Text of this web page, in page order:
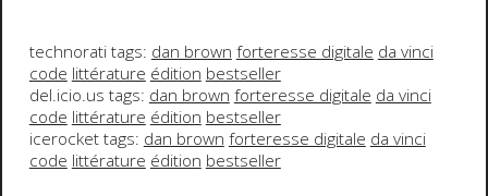
technorati tags: dan brown forteresse digitale da vinci
code littérature édition bestseller
del.icio.us tags: dan brown forteresse digitale da vinci
code littérature édition bestseller
icerocket tags: dan brown forteresse digitale da vinci
code littérature édition bestseller